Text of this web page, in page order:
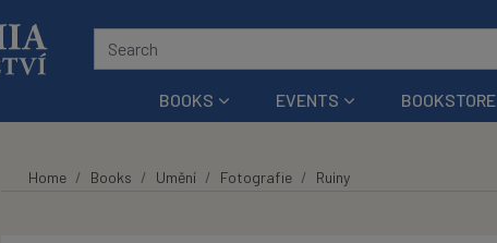
BOOKS EVENTS BOOKSTORE
Home Books Umění Fotografie Ruiny